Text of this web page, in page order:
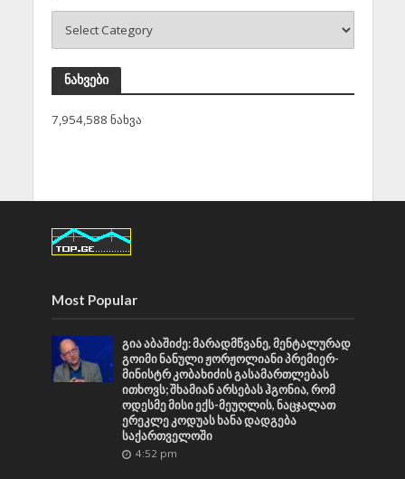
ნახვები
7,954,588 ნახვა
Most Popular
გია აბაშიძე: მარადმწვანე, მენტალურად
გოიმი ნანული ჟორჟოლიანი პრემიერ-
მინისტრ კობახიძის გასამართლებას
ითხოვს; შხამიან არსებას ჰგონია, რომ
ოდესმე მისი ექს-მეუღლის, ნაცჯალათ
ერეკლე კოდუას ხანა დადგება
საქართველოში
4:52 pm